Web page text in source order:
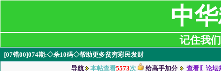
中
记住我
[07错00]074期:◇杀10码◇帮助更多贫穷彩民发财
导航 本帖查看5573次 给高手加分 查看〖论坛